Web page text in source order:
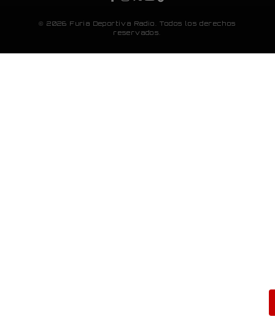
© 2026 Furia Deportiva Radio. Todos los derechos
reservados.